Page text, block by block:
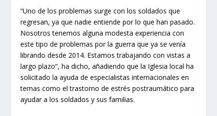
“Uno de los problemas surge con los soldados que
regresan, ya que nadie entiende por lo que han pasado.
Nosotros tenemos alguna modesta experiencia con
este tipo de problemas por la guerra que ya se venía
librando desde 2014. Estamos trabajando con vistas a
largo plazo”, ha dicho, añadiendo que la Iglesia local ha
solicitado la ayuda de especialistas internacionales en
temas como el trastorno de estrés postraumático para
ayudar a los soldados y sus familias.